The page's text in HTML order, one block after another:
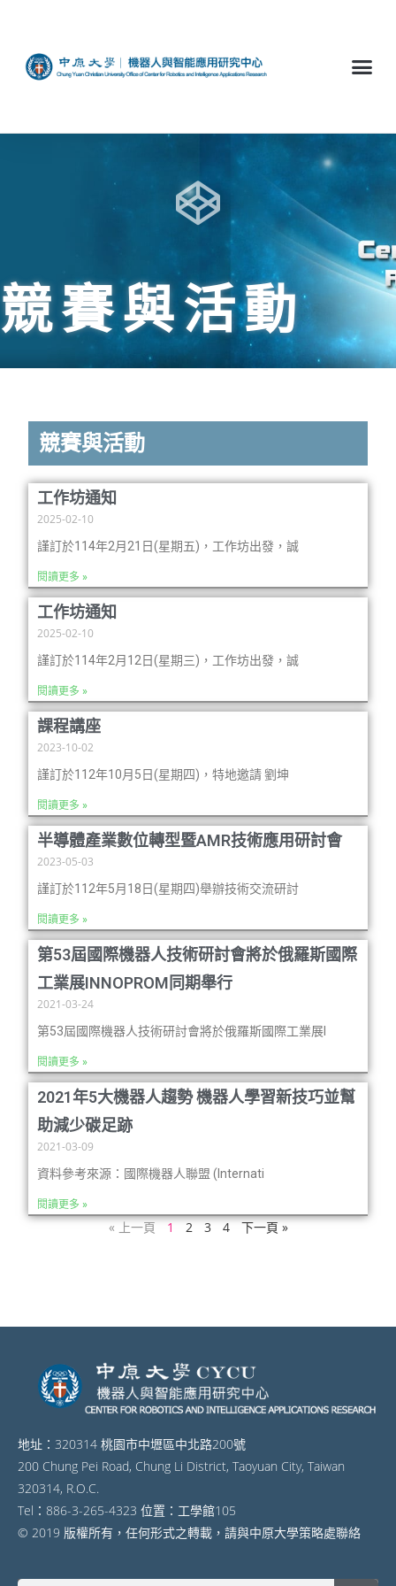
競賽與活動
競賽與活動
工作坊通知
2025-02-10
謹訂於114年2月21日(星期五)，工作坊出發，誠
閱讀更多 »
工作坊通知
2025-02-10
謹訂於114年2月12日(星期三)，工作坊出發，誠
閱讀更多 »
課程講座
2023-10-02
謹訂於112年10月5日(星期四)，特地邀請 劉坤
閱讀更多 »
半導體產業數位轉型暨AMR技術應用研討會
2023-05-03
謹訂於112年5月18日(星期四)舉辦技術交流研討
閱讀更多 »
第53屆國際機器人技術研討會將於俄羅斯國際
工業展INNOPROM同期舉行
2021-03-24
第53屆國際機器人技術研討會將於俄羅斯國際工業展I
閱讀更多 »
2021年5大機器人趨勢 機器人學習新技巧並幫
助減少碳足跡
2021-03-09
資料參考來源：國際機器人聯盟 (Internati
閱讀更多 »
« 上一頁 1 2 3 4 下一頁 »
地址：320314 桃園市中壢區中北路200號
200 Chung Pei Road, Chung Li District, Taoyuan City, Taiwan
320314, R.O.C.
Tel：886-3-265-4323 位置：工學館105
© 2019 版權所有，任何形式之轉載，請與中原大學策略處聯絡